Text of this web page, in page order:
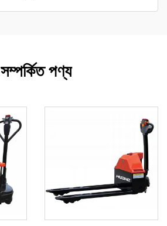
সম্পর্কিত পণ্য